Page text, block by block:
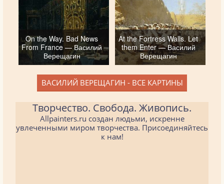
On the Way. Bad News
From France — Василий
Верещагин
At the Fortress Walls. Let
them Enter — Василий
Верещагин
ВАСИЛИЙ ВЕРЕЩАГИН - ВСЕ КАРТИНЫ
Творчество. Свобода. Живопись.
Allpainters.ru создан людьми, искренне
увлеченными миром творчества. Присоединяйтесь
к нам!